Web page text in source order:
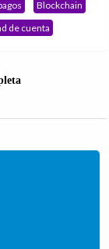
Blockchain
de cuenta